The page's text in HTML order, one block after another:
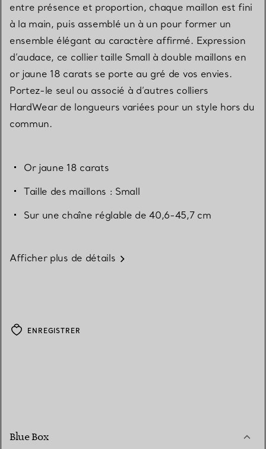
entre présence et proportion, chaque maillon est fini
à la main, puis assemblé un à un pour former un
ensemble élégant au caractère affirmé. Expression
d’audace, ce collier taille Small à double maillons en
or jaune 18 carats se porte au gré de vos envies.
Portez-le seul ou associé à d’autres colliers
HardWear de longueurs variées pour un style hors du
commun.
Or jaune 18 carats
Taille des maillons : Small
Sur une chaîne réglable de 40,6-45,7 cm
Afficher plus de détails
ENREGISTRER
Blue Box